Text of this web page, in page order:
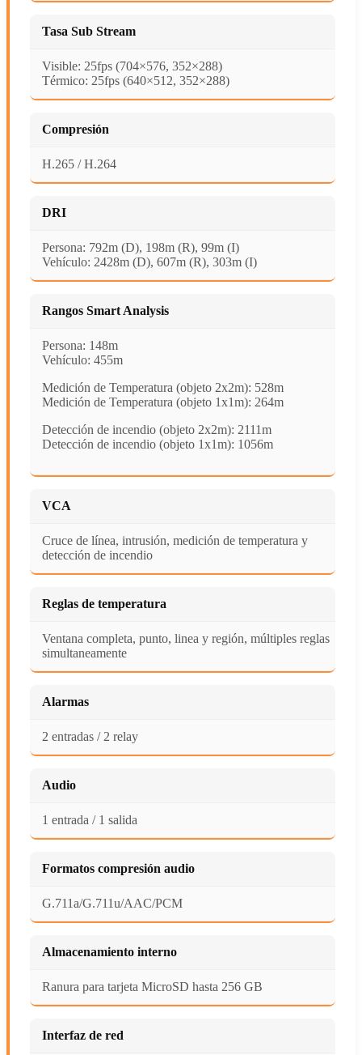
Tasa Sub Stream
Visible: 25fps (704×576, 352×288)
Térmico: 25fps (640×512, 352×288)
Compresión
H.265 / H.264
DRI
Persona: 792m (D), 198m (R), 99m (I)
Vehículo: 2428m (D), 607m (R), 303m (I)
Rangos Smart Analysis
Persona: 148m
Vehículo: 455m
Medición de Temperatura (objeto 2x2m): 528m
Medición de Temperatura (objeto 1x1m): 264m
Detección de incendio (objeto 2x2m): 2111m
Detección de incendio (objeto 1x1m): 1056m
VCA
Cruce de línea, intrusión, medición de temperatura y
detección de incendio
Reglas de temperatura
Ventana completa, punto, linea y región, múltiples reglas
simultaneamente
Alarmas
2 entradas / 2 relay
Audio
1 entrada / 1 salida
Formatos compresión audio
G.711a/G.711u/AAC/PCM
Almacenamiento interno
Ranura para tarjeta MicroSD hasta 256 GB
Interfaz de red